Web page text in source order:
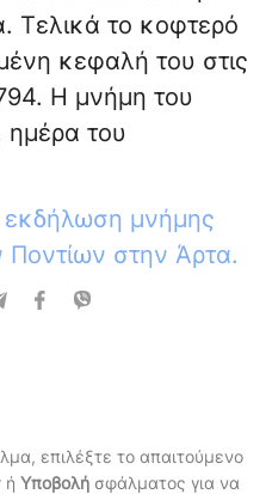
Τελικά το κοφτερό
κεφαλή του στις
Η μνήμη του
ημέρα του
εκδήλωση μνήμης
Ποντίων στην Άρτα.
επιλέξτε το απαιτούμενο
ή Υποβολή σφάλματος για να